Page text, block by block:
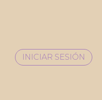
INICIAR SESIÓN